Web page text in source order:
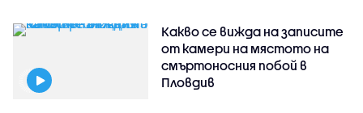
Какво се вижда на записите
от камери на мястото на
смъртоносния побой в
Пловдив